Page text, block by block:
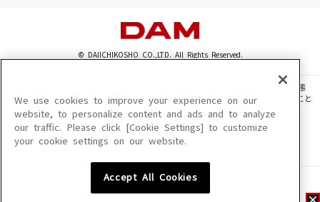
© DAIICHIKOSHO CO.,LTD. All Rights Reserved.
このサイトに掲載されている一切の文章・画像・写真・動画・音声等を、手段や形態
を問わず、著作権法の定める範囲を超えて無断で複製、転載、ファイル化などすること
を禁じます。
楽曲及びコンテンツは、機種によりご利用いただけない場合があります。
楽曲及びコンテンツの配信日、配信内容が変更になる場合があります。
We use cookies to improve your experience on our
website, to personalize content and ads and to analyze
our traffic. Please click [Cookie Settings] to customize
your cookie settings on our website.
Accept All Cookies